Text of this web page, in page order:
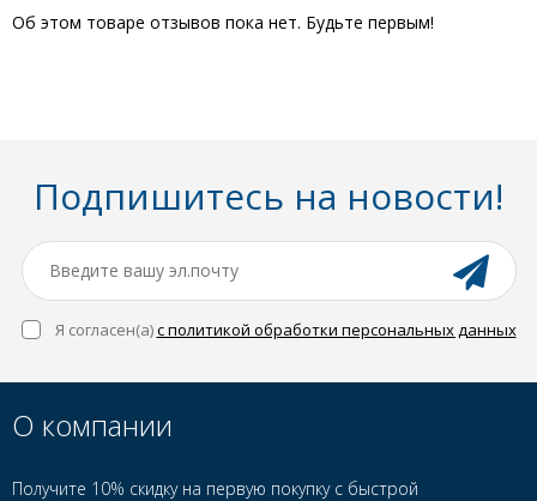
Об этом товаре отзывов пока нет. Будьте первым!
Подпишитесь на новости!
Я согласен(a)с политикой обработки персональных данных
О компании
Получите 10% скидку на первую покупку с быстрой